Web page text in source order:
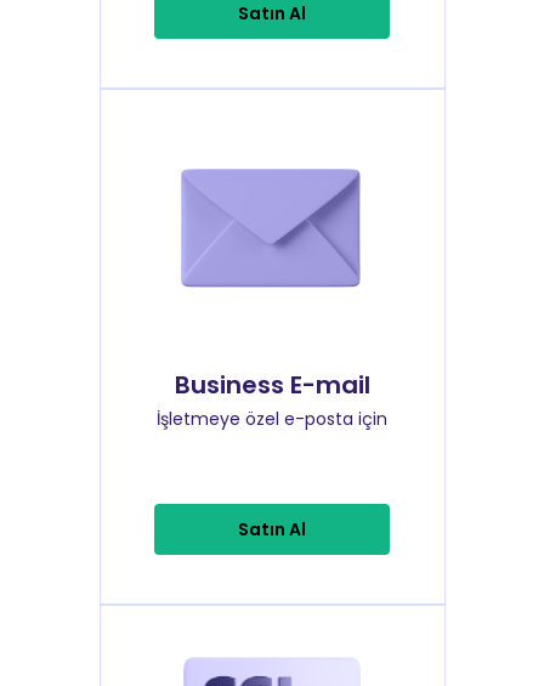
Satın Al
Business E-mail
İşletmeye özel e-posta için
Satın Al